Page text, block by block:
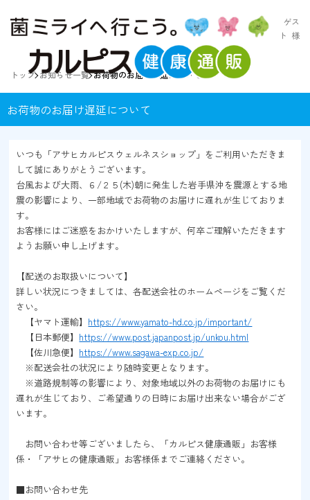
ゲス
ト 様
トップ お知らせ一覧 お荷物のお届け遅延について
お荷物のお届け遅延について
いつも「アサヒカルピスウェルネスショップ」をご利用いただきま
して誠にありがとうございます。
台風および大雨、６/２５(木)朝に発生した岩手県沖を震源とする地
震の影響により、一部地域でお荷物のお届けに遅れが生じておりま
す。
お客様にはご迷惑をおかけいたしますが、何卒ご理解いただきます
ようお願い申し上げます。
【配送のお取扱いについて】
詳しい状況につきましては、各配送会社のホームページをご覧くだ
さい。
【ヤマト運輸】 https://www.yamato-hd.co.jp/important/
【日本郵便】 https://www.post.japanpost.jp/unkou.html
【佐川急便】 https://www.sagawa-exp.co.jp/
※配送会社の状況により随時変更となります。
※道路規制等の影響により、対象地域以外のお荷物のお届けにも
遅れが生じており、ご希望通りの日時にお届け出来ない場合がござ
います。
お問い合わせ等ございましたら、「カルピス健康通販」お客様
係・「アサヒの健康通販」お客様係までご連絡ください。
■お問い合わせ先